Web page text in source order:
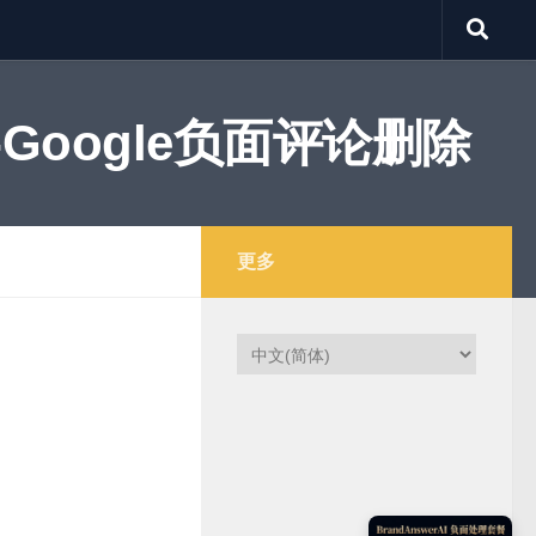
负面评论删除
更多